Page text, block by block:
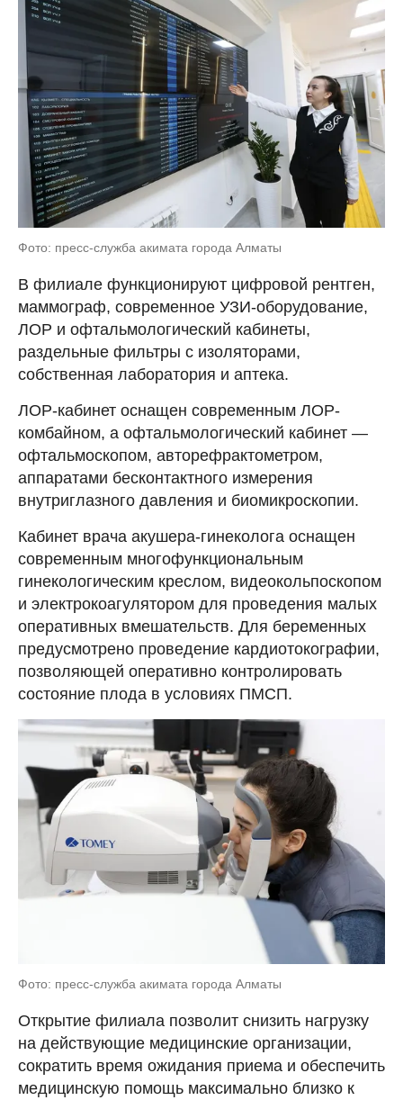
Фото: пресс-служба акимата города Алматы
В филиале функционируют цифровой рентген,
маммограф, современное УЗИ-оборудование,
ЛОР и офтальмологический кабинеты,
раздельные фильтры с изоляторами,
собственная лаборатория и аптека.
ЛОР-кабинет оснащен современным ЛОР-
комбайном, а офтальмологический кабинет —
офтальмоскопом, авторефрактометром,
аппаратами бесконтактного измерения
внутриглазного давления и биомикроскопии.
Кабинет врача акушера-гинеколога оснащен
современным многофункциональным
гинекологическим креслом, видеокольпоскопом
и электрокоагулятором для проведения малых
оперативных вмешательств. Для беременных
предусмотрено проведение кардиотокографии,
позволяющей оперативно контролировать
состояние плода в условиях ПМСП.
Фото: пресс-служба акимата города Алматы
Открытие филиала позволит снизить нагрузку
на действующие медицинские организации,
сократить время ожидания приема и обеспечить
медицинскую помощь максимально близко к